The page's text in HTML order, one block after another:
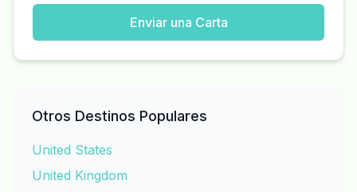
Enviar una Carta
Otros Destinos Populares
United States
United Kingdom